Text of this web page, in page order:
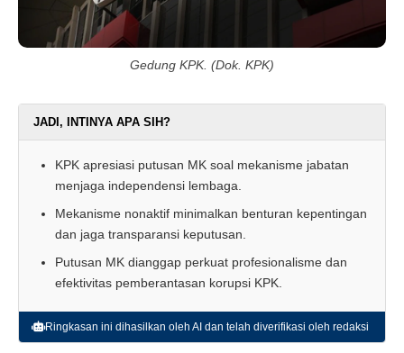
Gedung KPK. (Dok. KPK)
JADI, INTINYA APA SIH?
KPK apresiasi putusan MK soal mekanisme jabatan
menjaga independensi lembaga.
Mekanisme nonaktif minimalkan benturan kepentingan
dan jaga transparansi keputusan.
Putusan MK dianggap perkuat profesionalisme dan
efektivitas pemberantasan korupsi KPK.
Ringkasan ini dihasilkan oleh AI dan telah diverifikasi oleh redaksi